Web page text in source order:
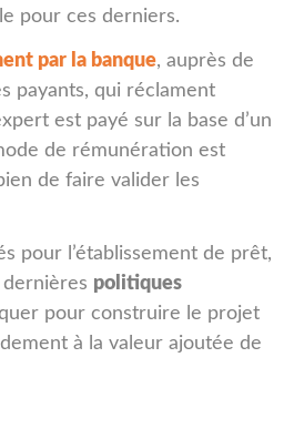
pour ces derniers.
par la banque, auprès de
payants, qui réclament
est payé sur la base d’un
de rémunération est
de faire valider les
pour l’établissement de prêt,
politiques
pour construire le projet
à la valeur ajoutée de